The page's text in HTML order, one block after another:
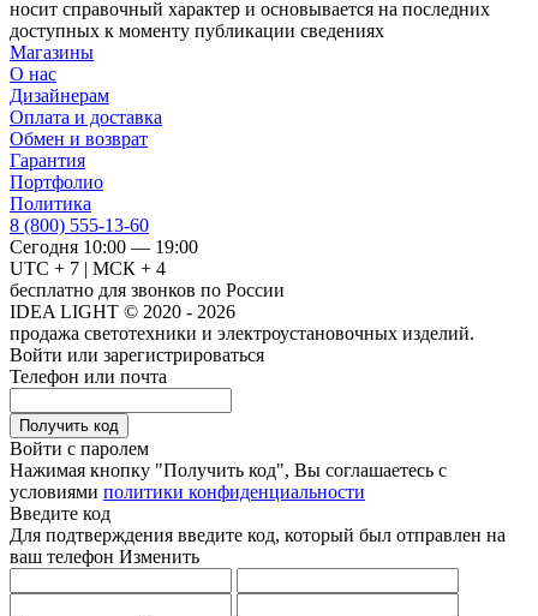
носит справочный характер и основывается на последних
доступных к моменту публикации сведениях
Магазины
О нас
Дизайнерам
Оплата и доставка
Обмен и возврат
Гарантия
Портфолио
Политика
8 (800) 555-13-60
Сегодня 10:00 — 19:00
UTC + 7 | МСК + 4
бесплатно для звонков по России
IDEA LIGHT © 2020 - 2026
продажа светотехники и электроустановочных изделий.
Войти или зарегистрироваться
Телефон или почта
Получить код
Войти с паролем
Нажимая кнопку "Получить код", Вы соглашаетесь с
условиями политики конфиденциальности
Введите код
Для подтверждения введите код, который был отправлен на
ваш телефон Изменить